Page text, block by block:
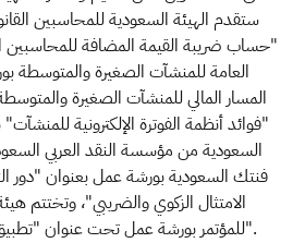
ستقدم الهيئة السعودية للمحاسبين
"حساب ضريبة القيمة المضافة للمحاسبين
العامة للمنشآت الصغيرة والمتوسطة
المسار المالي للمنشآت الصغيرة
"فوائد أنظمة الفوترة الإلكترونية
السعودية من مؤسسة النقد العربي
فنتك السعودية بورشة عمل بعنوان "دور
الامتثال الزكوي والضريبي"، وتختتم
للمؤتمر بورشة عمل تحت عنوان "تطبيق تحصيل الزكاة في المملكة".